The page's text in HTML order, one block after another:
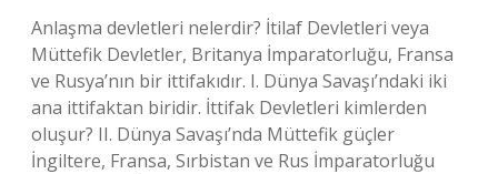
Anlaşma devletleri nelerdir? İtilaf Devletleri veya
Müttefik Devletler, Britanya İmparatorluğu, Fransa
ve Rusya’nın bir ittifakıdır. I. Dünya Savaşı’ndaki iki
ana ittifaktan biridir. İttifak Devletleri kimlerden
oluşur? II. Dünya Savaşı’nda Müttefik güçler
İngiltere, Fransa, Sırbistan ve Rus İmparatorluğu